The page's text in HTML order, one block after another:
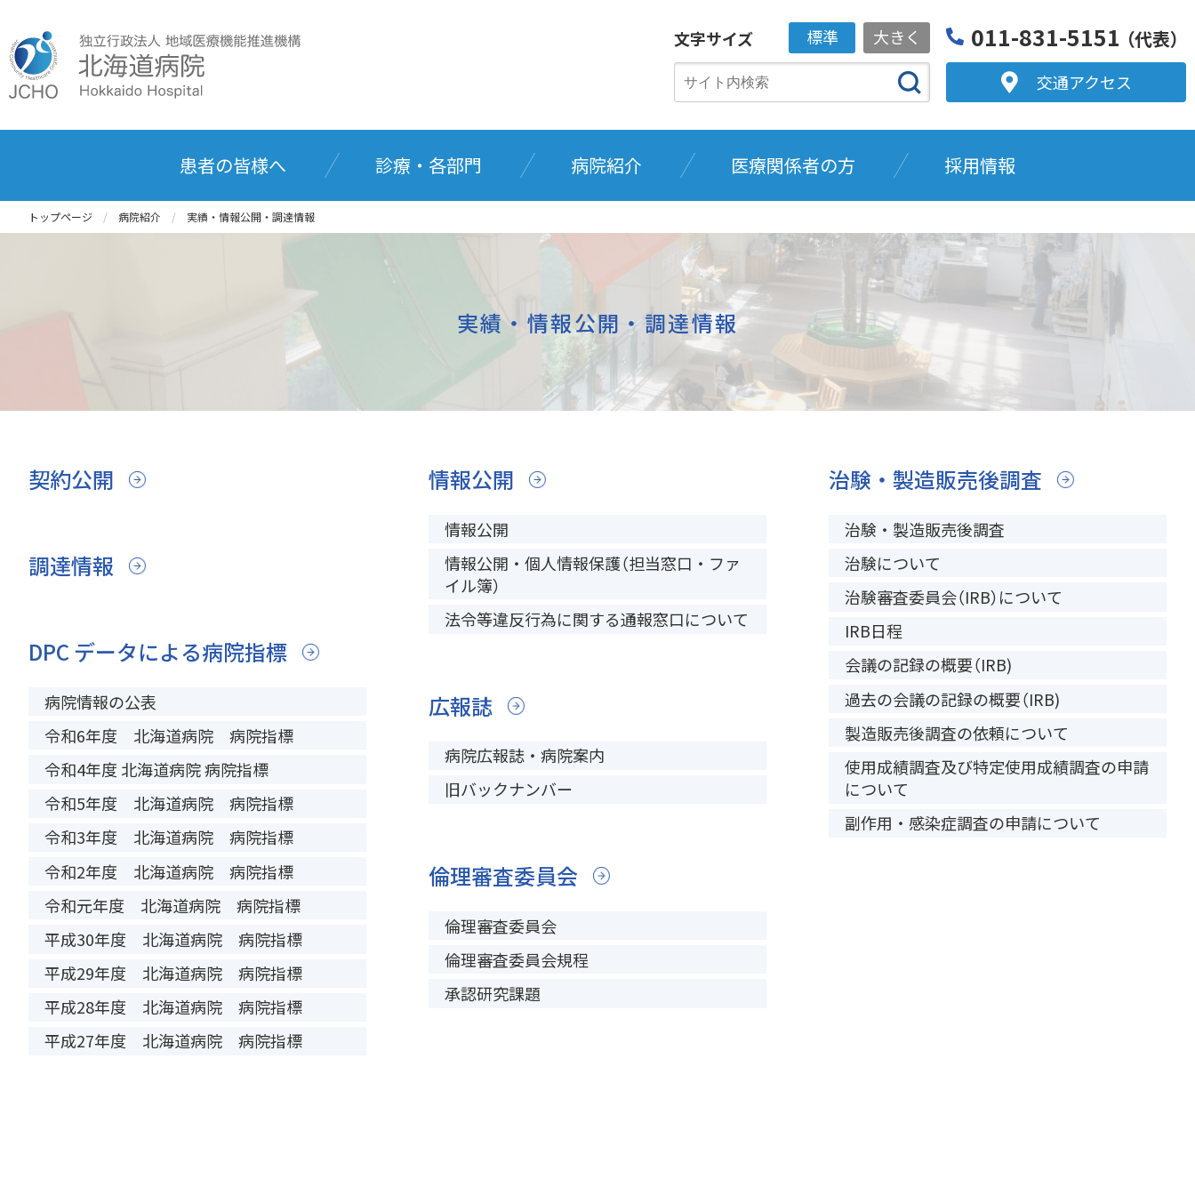
文字サイズ 標準 大きく 011-831-5151 （代表）
交通アクセス
患者の皆様へ 診療・各部門 病院紹介 医療関係者の方 採用情報
トップページ 病院紹介 実績・情報公開・調達情報
実績・情報公開・調達情報
契約公開
調達情報
DPC データによる病院指標
病院情報の公表
令和6年度 北海道病院 病院指標
令和4年度 北海道病院 病院指標
令和5年度 北海道病院 病院指標
令和3年度 北海道病院 病院指標
令和2年度 北海道病院 病院指標
令和元年度 北海道病院 病院指標
平成30年度 北海道病院 病院指標
平成29年度 北海道病院 病院指標
平成28年度 北海道病院 病院指標
平成27年度 北海道病院 病院指標
情報公開
情報公開
情報公開・個人情報保護（担当窓口・ファ
イル簿）
法令等違反行為に関する通報窓口について
広報誌
病院広報誌・病院案内
旧バックナンバー
倫理審査委員会
倫理審査委員会
倫理審査委員会規程
承認研究課題
治験・製造販売後調査
治験・製造販売後調査
治験について
治験審査委員会（IRB）について
IRB日程
会議の記録の概要（IRB)
過去の会議の記録の概要（IRB)
製造販売後調査の依頼について
使用成績調査及び特定使用成績調査の申請
について
副作用・感染症調査の申請について